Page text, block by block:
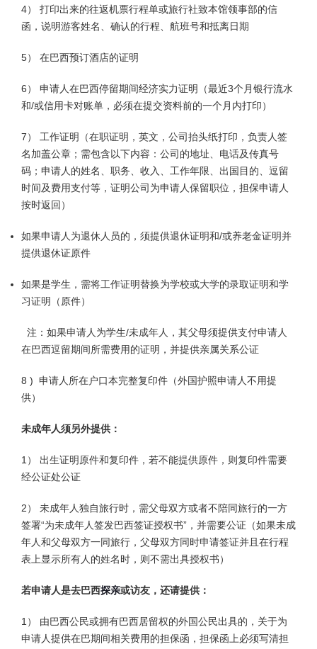
4） 打印出来的往返机票行程单或旅行社致本馆领事部的信
函，说明游客姓名、确认的行程、航班号和抵离日期
5） 在巴西预订酒店的证明
6） 申请人在巴西停留期间经济实力证明（最近3个月银行流水
和/或信用卡对账单，必须在提交资料前的一个月内打印）
7） 工作证明（在职证明，英文，公司抬头纸打印，负责人签
名加盖公章；需包含以下内容：公司的地址、电话及传真号
码；申请人的姓名、职务、收入、工作年限、出国目的、逗留
时间及费用支付等，证明公司为申请人保留职位，担保申请人
按时返回）
如果申请人为退休人员的，须提供退休证明和/或养老金证明并
提供退休证原件
如果是学生，需将工作证明替换为学校或大学的录取证明和学
习证明（原件）
注：如果申请人为学生/未成年人，其父母须提供支付申请人
在巴西逗留期间所需费用的证明，并提供亲属关系公证
8 ) 申请人所在户口本完整复印件（外国护照申请人不用提
供）
未成年人须另外提供：
1） 出生证明原件和复印件，若不能提供原件，则复印件需要
经公证处公证
2） 未成年人独自旅行时，需父母双方或者不陪同旅行的一方
签署“为未成年人签发巴西签证授权书”，并需要公证（如果未成
年人和父母双方一同旅行，父母双方同时申请签证并且在行程
表上显示所有人的姓名时，则不需出具授权书）
若申请人是去巴西探亲或访友，还请提供：
1） 由巴西公民或拥有巴西居留权的外国公民出具的，关于为
申请人提供在巴期间相关费用的担保函，担保函上必须写清担